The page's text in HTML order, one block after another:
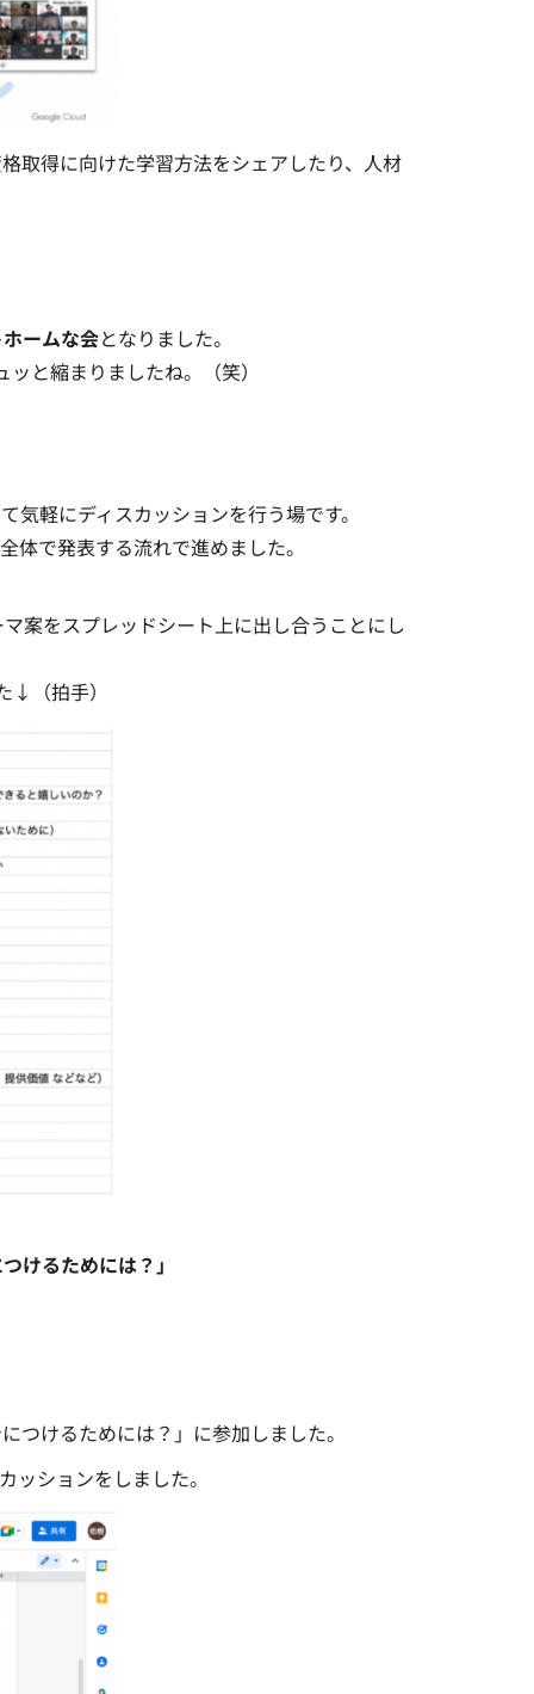
取得に向けた学習方法をシェアしたり、人材
ームな会となりました。
と縮まりましたね。（笑）
軽にディスカッションを行う場です。
で発表する流れで進めました。
案をスプレッドシート上に出し合うことにし
↓（拍手）
けるためには？」
つけるためには？」に参加しました。
ションをしました。